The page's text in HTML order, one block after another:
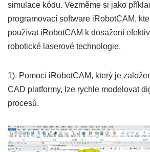
simulace kódu. Vezměme si jako
programovací software iRobotCAM,
používat iRobotCAM k dosažení
robotické laserové technologie.
1). Pomocí iRobotCAM, který je
CAD platformy, lze rychle modelovat
procesů.